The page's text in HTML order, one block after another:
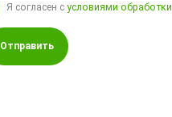
Я согласен сусловиями обработки
Отправить